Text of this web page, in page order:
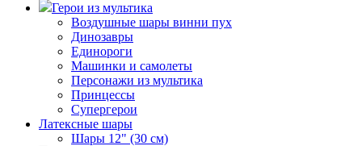
Герои из мультика
Воздушные шары винни пух
Динозавры
Единороги
Машинки и самолеты
Персонажи из мультика
Принцессы
Супергерои
Латексные шары
Шары 12" (30 см)